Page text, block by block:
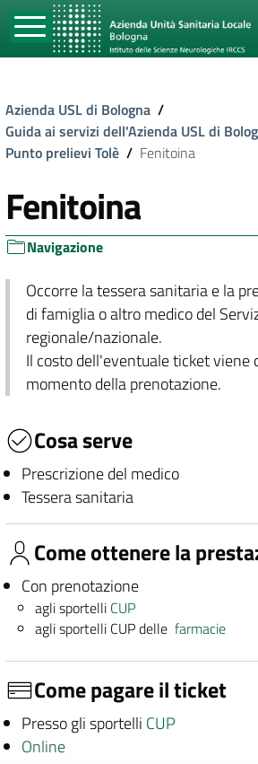
Azienda USL di Bologna /
Guida ai servizi dell'Azienda USL di
Punto prelievi Tolè / Fenitoina
Fenitoina
Navigazione
Occorre la tessera sanitaria e la
di famiglia o altro medico del
regionale/nazionale.
Il costo dell'eventuale ticket viene
momento della prenotazione.
Cosa serve
Prescrizione del medico
Tessera sanitaria
Come ottenere la
Con prenotazione
agli sportelli CUP
agli sportelli CUP dellefarmacie
Come pagare il ticket
Presso gli sportelli CUP
Online